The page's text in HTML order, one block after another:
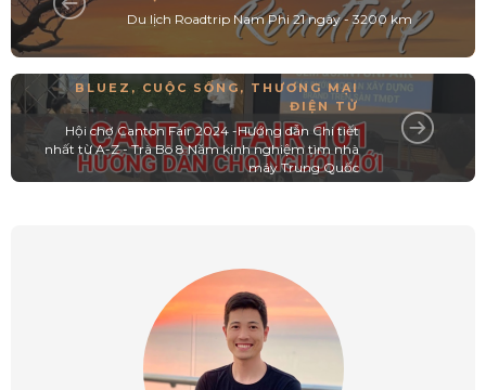
Du lịch Roadtrip Nam Phi 21 ngày - 3200 km
BLUEZ , CUỘC SỐNG , THƯƠNG MẠI
ĐIỆN TỬ
Hội chợ Canton Fair 2024 -Hướng dẫn Chi tiết
nhất từ A-Z - Trà Bô 8 Năm kinh nghiệm tìm nhà
máy Trung Quốc